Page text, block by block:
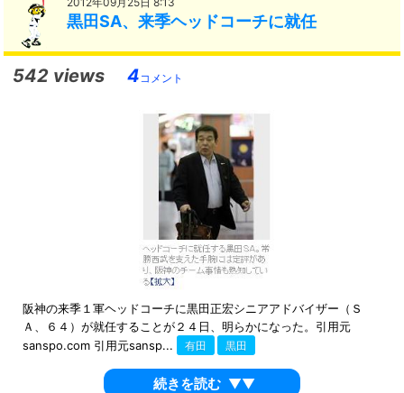
黒田SA、来季ヘッドコーチに就任
542 views 4コメント
阪神の来季１軍ヘッドコーチに黒田正宏シニアアドバイザー（Ｓ
Ａ、６４）が就任することが２４日、明らかになった。引用元
sanspo.com 引用元sansp...
有田 黒田
続きを読む ▼▼